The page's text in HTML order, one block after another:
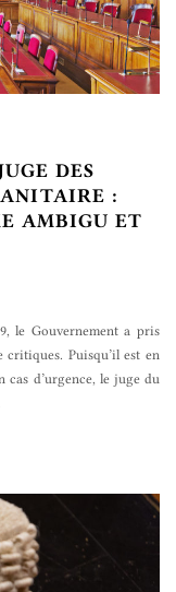
DES
:
AMBIGU ET
le Gouvernement a pris
critiques. Puisqu’il est en
cas d’urgence, le juge du